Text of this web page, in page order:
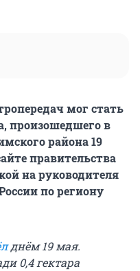
мог стать
произошедшего в
района 19
правительства
на руководителя
по региону
днём 19 мая.
0,4 гектара